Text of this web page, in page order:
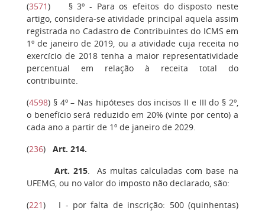
(3571) § 3º- Para os efeitos do disposto neste
artigo, considera-se atividade principal aquela assim
registrada no Cadastro de Contribuintes do ICMS em
1º de janeiro de 2019, ou a atividade cuja receita no
exercício de 2018 tenha a maior representatividade
percentual em relação à receita total do
contribuinte.
(4598) § 4º– Nas hipóteses dos incisos II e III do § 2º,
o benefício será reduzido em 20% (vinte por cento) a
cada ano a partir de 1º de janeiro de 2029.
(236) Art. 214.
Art. 215. As multas calculadas com base na
UFEMG, ou no valor do imposto não declarado, são:
(221) I - por falta de inscrição: 500 (quinhentas)